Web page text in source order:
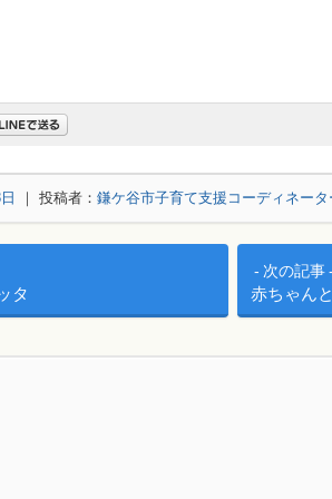
｜ 投稿者： 鎌ケ谷市子育て支援コーディネータ
ョン
タ
次の記事
赤ちゃん